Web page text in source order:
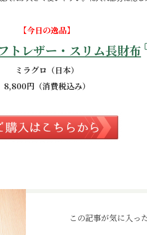
【今日の逸品】
トレザー・スリム長財布
ミラグロ（日本）
8,800円（消費税込み）
この記事が気に入っ